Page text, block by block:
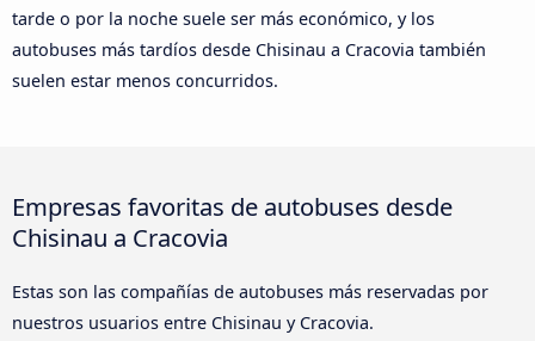
tarde o por la noche suele ser más económico, y los
autobuses más tardíos desde Chisinau a Cracovia también
suelen estar menos concurridos.
Empresas favoritas de autobuses desde
Chisinau a Cracovia
Estas son las compañías de autobuses más reservadas por
nuestros usuarios entre Chisinau y Cracovia.